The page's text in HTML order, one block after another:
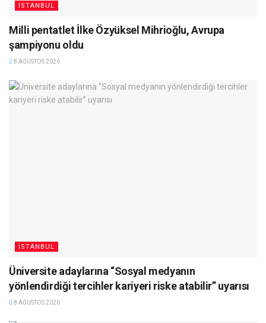
İSTANBUL
Milli pentatlet İlke Özyüksel Mihrioğlu, Avrupa
şampiyonu oldu
8 AĞUSTOS 2026
İSTANBUL
Üniversite adaylarına “Sosyal medyanın
yönlendirdiği tercihler kariyeri riske atabilir” uyarısı
8 AĞUSTOS 2026